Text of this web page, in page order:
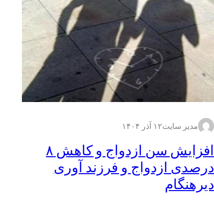
مدیر سایت۱۲ آذر ۱۴۰۴
افزایش سن ازدواج و کاهش ۸
درصدی ازدواج و فرزند آوری
دیرهنگام